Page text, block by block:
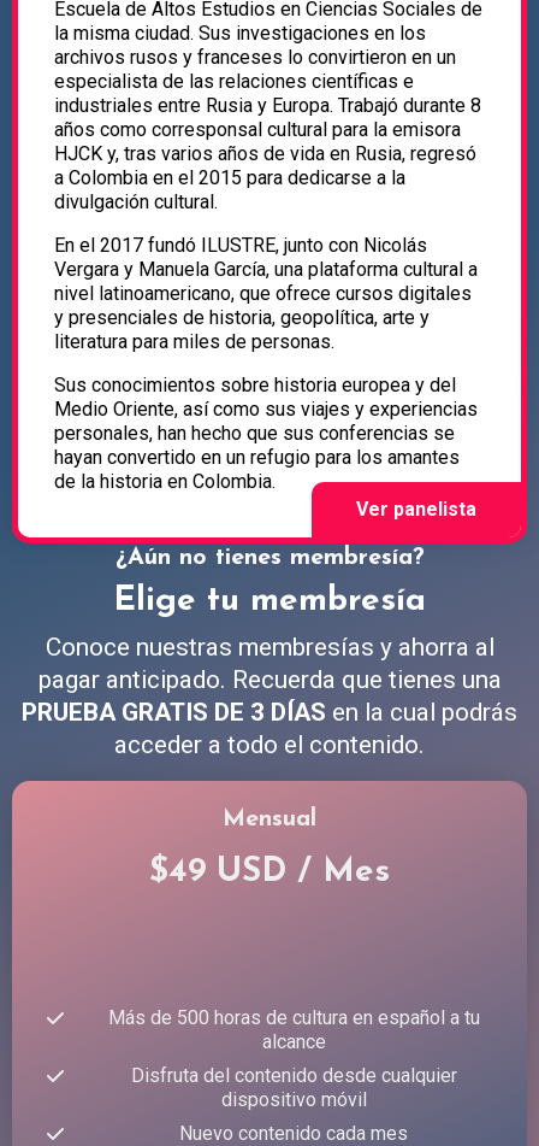
Escuela de Altos Estudios en Ciencias Sociales de
la misma ciudad. Sus investigaciones en los
archivos rusos y franceses lo convirtieron en un
especialista de las relaciones científicas e
industriales entre Rusia y Europa. Trabajó durante 8
años como corresponsal cultural para la emisora
HJCK y, tras varios años de vida en Rusia, regresó
a Colombia en el 2015 para dedicarse a la
divulgación cultural.
En el 2017 fundó ILUSTRE, junto con Nicolás
Vergara y Manuela García, una plataforma cultural a
nivel latinoamericano, que ofrece cursos digitales
y presenciales de historia, geopolítica, arte y
literatura para miles de personas.
Sus conocimientos sobre historia europea y del
Medio Oriente, así como sus viajes y experiencias
personales, han hecho que sus conferencias se
hayan convertido en un refugio para los amantes
de la historia en Colombia.
¿Aún no tienes membresía?
Elige tu membresía
Conoce nuestras membresías y ahorra al
pagar anticipado. Recuerda que tienes una
PRUEBA GRATIS DE 3 DÍAS en la cual podrás
acceder a todo el contenido.
Mensual
$49 USD / Mes
Más de 500 horas de cultura en español a tu
alcance
Disfruta del contenido desde cualquier
dispositivo móvil
Nuevo contenido cada mes